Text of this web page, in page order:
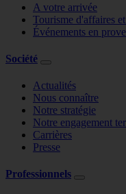
A votre arrivée
Tourisme d'affaires
Événements en
Société
Actualités
Nous connaître
Notre stratégie
Notre engagement
Carrières
Presse
Professionnels